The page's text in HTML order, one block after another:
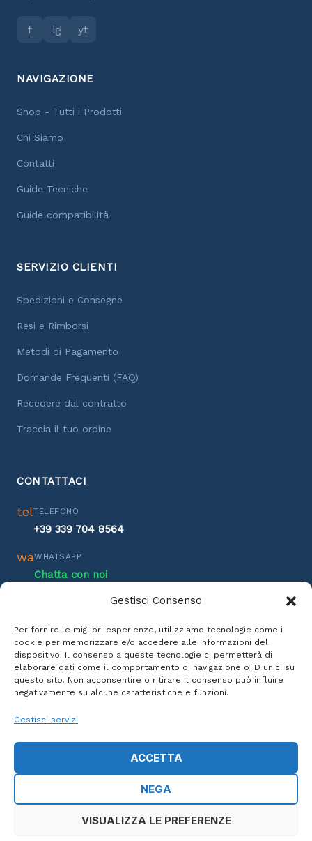
Gestisci Consenso
Per fornire le migliori esperienze, utilizziamo tecnologie come i
cookie per memorizzare e/o accedere alle informazioni del
dispositivo. Il consenso a queste tecnologie ci permetterà di
elaborare dati come il comportamento di navigazione o ID unici su
questo sito. Non acconsentire o ritirare il consenso può influire
negativamente su alcune caratteristiche e funzioni.
Gestisci servizi
ACCETTA
NEGA
VISUALIZZA LE PREFERENZE
f ig yt
NAVIGAZIONE
Shop - Tutti i Prodotti
Chi Siamo
Contatti
Guide Tecniche
Guide compatibilità
SERVIZIO CLIENTI
Spedizioni e Consegne
Resi e Rimborsi
Metodi di Pagamento
Domande Frequenti (FAQ)
Recedere dal contratto
Traccia il tuo ordine
CONTATTACI
telTELEFONO
+39 339 704 8564
waWHATSAPP
Chatta con noi
hORARI ASSISTENZA
Lun-Ven: 8:00 - 17:00
Sab: 9:00 - 13:00
© 2026 InLaguna Ricambi Nautica - P.IVA: 03772910711 | REA:
Privacy Policy·Termini e Condizioni·Cookie Policy·Condizioni